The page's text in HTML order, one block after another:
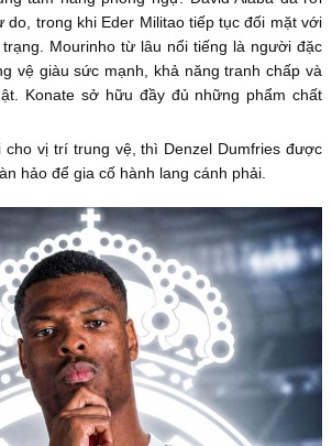
do, trong khi Eder Militao tiếp tục đối mặt với
Mourinho từ lâu nổi tiếng là người đặc
vệ giàu sức mạnh, khả năng tranh chấp và
Konate sở hữu đầy đủ những phẩm chất
cho vị trí trung vệ, thì Denzel Dumfries được
hảo để gia cố hành lang cánh phải.